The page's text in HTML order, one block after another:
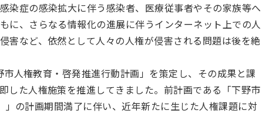
染症の感染拡大に伴う感染者、医療従事者やその家族等へ
に、さらなる情報化の進展に伴うインターネット上での人
害など、依然として人々の人権が侵害される問題は後を絶
人権教育・啓発推進行動計画」を策定し、その成果と課
した人権施策を推進してきました。前計画である「下野市
の計画期間満了に伴い、近年新たに生じた人権課題に対